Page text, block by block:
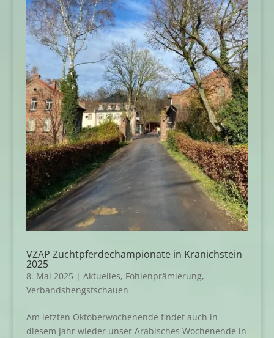
VZAP Zuchtpferdechampionate in Kranichstein
2025
8. Mai 2025 | Aktuelles, Fohlenprämierung,
Verbandshengstschauen
Am letzten Oktoberwochenende findet auch in
diesem Jahr wieder unser Arabisches Wochenende in